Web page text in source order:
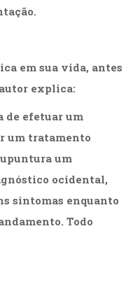
em sua vida, antes
explica:
de efetuar um
um tratamento
um
ocidental,
sintomas enquanto
Todo